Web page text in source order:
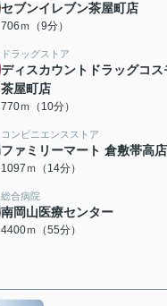
セブンイレブン茶屋町店
706ｍ（9分）
ドラッグストア
ディスカウントドラッグコス
茶屋町店
770ｍ（10分）
コンビニエンスストア
ファミリーマート 倉敷帯高店
1097ｍ（14分）
総合病院
南岡山医療センター
4400ｍ（55分）